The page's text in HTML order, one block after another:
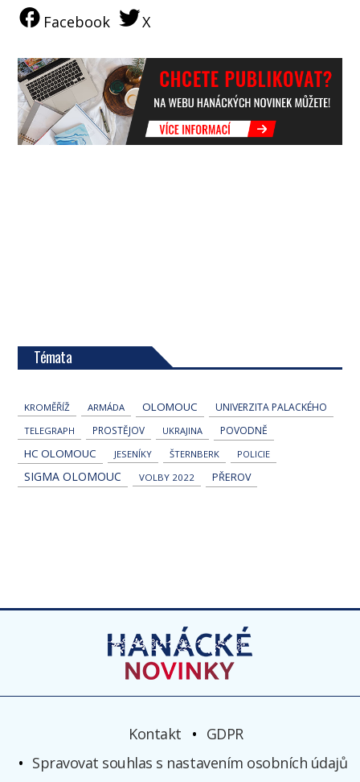
Facebook X
Témata
KROMĚŘÍŽ ARMÁDA OLOMOUC UNIVERZITA PALACKÉHO
TELEGRAPH PROSTĚJOV UKRAJINA POVODNĚ
HC OLOMOUC JESENÍKY ŠTERNBERK POLICIE
SIGMA OLOMOUC VOLBY 2022 PŘEROV
Kontakt
GDPR
Spravovat souhlas s nastavením osobních údajů